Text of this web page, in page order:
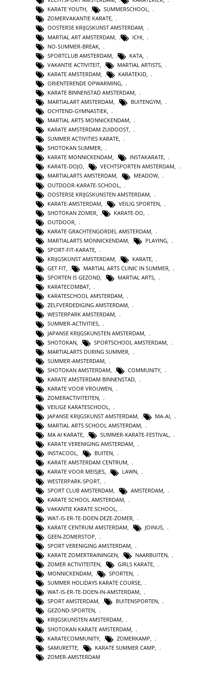
KARATE YOUTH, SUMMERSCHOOL,
ZOMERVAKANTIE KARATE,
OOSTERSE KRIJGSKUNST AMSTERDAM,
MARTIAL ART AMSTERDAM
ICHI
NO-SUMMER-BREAK
SPORTCLUB AMSTERDAM
KATA
VAKANTIE ACTIVITEIT
MARTIAL ARTISTS
KARATE AMSTERDAM
KARATEKID
ORIENTERENDE OPWARMING
KARATE BINNENSTAD AMSTERDAM
MARTIALART AMSTERDAM
BUITENGYM
OCHTEND-GYMNASTIEK,
MARTIAL ARTS MONNICKENDAM,
KARATE AMSTERDAM ZUIDOOST,
SUMMER ACTIVITIES KARATE,
SHOTOKAN SUMMER,
KARATE MONNICKENDAM, INSTAKARATE,
KARATE-DOJO, VECHTSPORTEN AMSTERDAM,
MARTIALARTS AMSTERDAM, MEADOW,
OUTDOOR-KARATE-SCHOOL
OOSTERSE KRIJGSKUNSTEN AMSTERDAM
KARATE-AMSTERDAM
VEILIG SPORTEN
SHOTOKAN ZOMER
KARATE-DO
OUTDOOR
KARATE GRACHTENGORDEL AMSTERDAM
MARTIALARTS MONNICKENDAM
PLAYING
SPORT-FIT-KARATE
KRIJGSKUNST AMSTERDAM, KARATE,
GET FIT, MARTIAL ARTS CLINIC IN SUMMER,
SPORTEN IS GEZOND, MARTIAL ARTS,
KARATECOMBAT,
KARATESCHOOL AMSTERDAM,
ZELFVERDEDIGING AMSTERDAM,
WESTERPARK AMSTERDAM,
SUMMER-ACTIVITIES,
JAPANSE KRIJGSKUNSTEN AMSTERDAM
SHOTOKAN
SPORTSCHOOL AMSTERDAM
MARTIALARTS DURING SUMMER
SUMMER-AMSTERDAM
SHOTOKAN AMSTERDAM
COMMUNITY
KARATE AMSTERDAM BINNENSTAD
KARATE VOOR VROUWEN
ZOMERACTIVITEITEN
VEILIGE KARATESCHOOL,
JAPANSE KRIJGSKUNST AMSTERDAM, MA-AI,
MARTIAL ARTS SCHOOL AMSTERDAM,
MA AI KARATE, SUMMER-KARATE-FESTIVAL,
KARATE VERENIGING AMSTERDAM,
INSTACOOL, BUITEN,
KARATE AMSTERDAM CENTRUM,
KARATE VOOR MEISJES, LAWN,
WESTERPARK-SPORT
SPORT CLUB AMSTERDAM
AMSTERDAM
KARATE SCHOOL AMSTERDAM
VAKANTIE KARATE SCHOOL
WAT-IS-ER-TE-DOEN-DEZE-ZOMER
KARATE CENTRUM AMSTERDAM
JOINUS
GEEN-ZOMERSTOP
SPORT VERENIGING AMSTERDAM
KARATE ZOMERTRAININGEN, NAARBUITEN,
ZOMER ACTIVITEITEN, GIRLS KARATE,
MONNICKENDAM, SPORTEN,
SUMMER HOLIDAYS KARATE COURSE,
WAT-IS-ER-TE-DOEN-IN-AMSTERDAM,
SPORT AMSTERDAM, BUITENSPORTEN,
GEZOND-SPORTEN,
KRIJGSKUNSTEN AMSTERDAM,
SHOTOKAN KARATE AMSTERDAM
KARATECOMMUNITY
ZOMERKAMP
SAMURETTE
KARATE SUMMER CAMP
ZOMER-AMSTERDAM